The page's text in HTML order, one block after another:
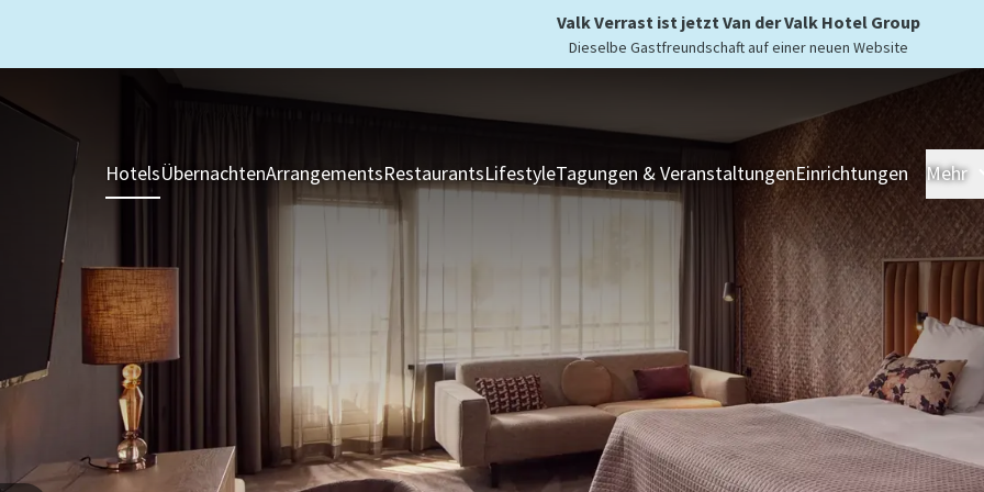
Valk Verrast ist jetzt Van der Valk Hotel Group
Dieselbe Gastfreundschaft auf einer neuen Website
HotelsÜbernachtenArrangementsRestaurantsLifestyleTagungen & VeranstaltungenEinrichtungen Mehr